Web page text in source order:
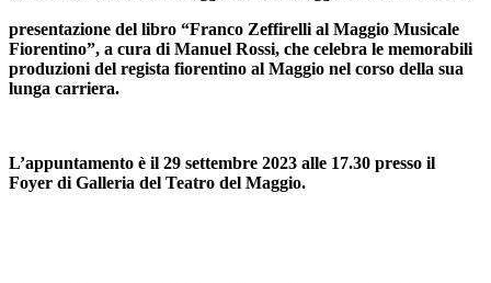
presentazione del libro “Franco Zeffirelli al Maggio Musicale
Fiorentino”, a cura di Manuel Rossi, che celebra le memorabili
produzioni del regista fiorentino al Maggio nel corso della sua
lunga carriera.
L’appuntamento è il 29 settembre 2023 alle 17.30 presso il
Foyer di Galleria del Teatro del Maggio.